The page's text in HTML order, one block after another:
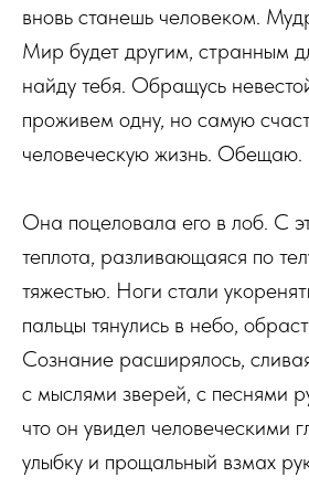
вновь станешь человеком.
Мир будет другим, странным
найду тебя. Обращусь
проживем одну, но самую
человеческую жизнь. Обещаю.
Она поцеловала его в лоб. С
теплота, разливающаяся по
тяжестью. Ноги стали
пальцы тянулись в небо,
Сознание расширялось,
с мыслями зверей, с песнями
что он увидел человеческими
улыбку и прощальный взмах